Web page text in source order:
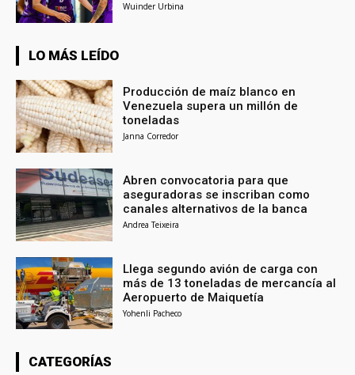
Wuinder Urbina
LO MÁS LEÍDO
Producción de maíz blanco en
Venezuela supera un millón de
toneladas
Janna Corredor
Abren convocatoria para que
aseguradoras se inscriban como
canales alternativos de la banca
Andrea Teixeira
Llega segundo avión de carga con
más de 13 toneladas de mercancía al
Aeropuerto de Maiquetía
Yohenli Pacheco
CATEGORÍAS